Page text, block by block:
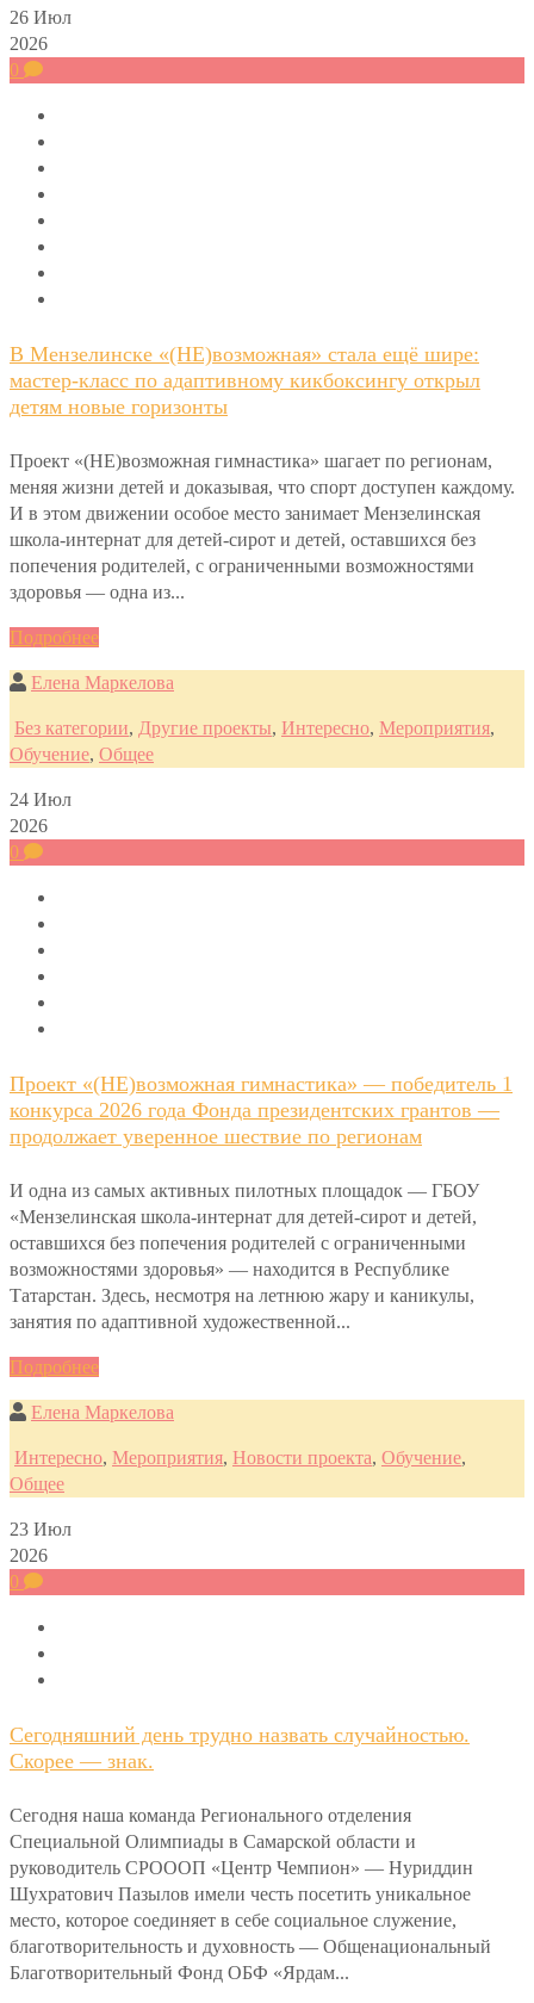
26 Июл
2026
0
В Мензелинске «(НЕ)возможная» стала ещё шире:
мастер-класс по адаптивному кикбоксингу открыл
детям новые горизонты
Проект «(НЕ)возможная гимнастика» шагает по регионам,
меняя жизни детей и доказывая, что спорт доступен каждому.
И в этом движении особое место занимает Мензелинская
школа-интернат для детей-сирот и детей, оставшихся без
попечения родителей, с ограниченными возможностями
здоровья — одна из...
Подробнее
Елена Маркелова
Без категории, Другие проекты, Интересно, Мероприятия,
Обучение, Общее
24 Июл
2026
0
Проект «(НЕ)возможная гимнастика» — победитель 1
конкурса 2026 года Фонда президентских грантов —
продолжает уверенное шествие по регионам
И одна из самых активных пилотных площадок — ГБОУ
«Мензелинская школа-интернат для детей-сирот и детей,
оставшихся без попечения родителей с ограниченными
возможностями здоровья» — находится в Республике
Татарстан. Здесь, несмотря на летнюю жару и каникулы,
занятия по адаптивной художественной...
Подробнее
Елена Маркелова
Интересно, Мероприятия, Новости проекта, Обучение,
Общее
23 Июл
2026
0
Сегодняшний день трудно назвать случайностью.
Скорее — знак.
Сегодня наша команда Регионального отделения
Специальной Олимпиады в Самарской области и
руководитель СРОООП «Центр Чемпион» — Нуриддин
Шухратович Пазылов имели честь посетить уникальное
место, которое соединяет в себе социальное служение,
благотворительность и духовность — Общенациональный
Благотворительный Фонд ОБФ «Ярдам...